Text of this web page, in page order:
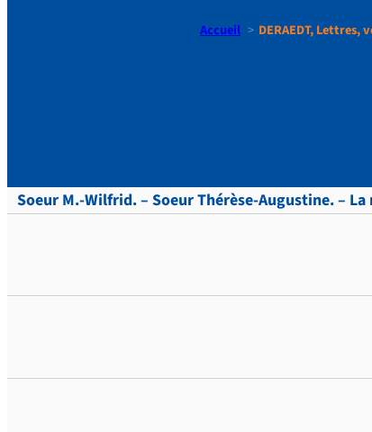
Accueil DERAEDT, Lettres,
Soeur M.-Wilfrid. – Soeur Thérèse-Augustine. –